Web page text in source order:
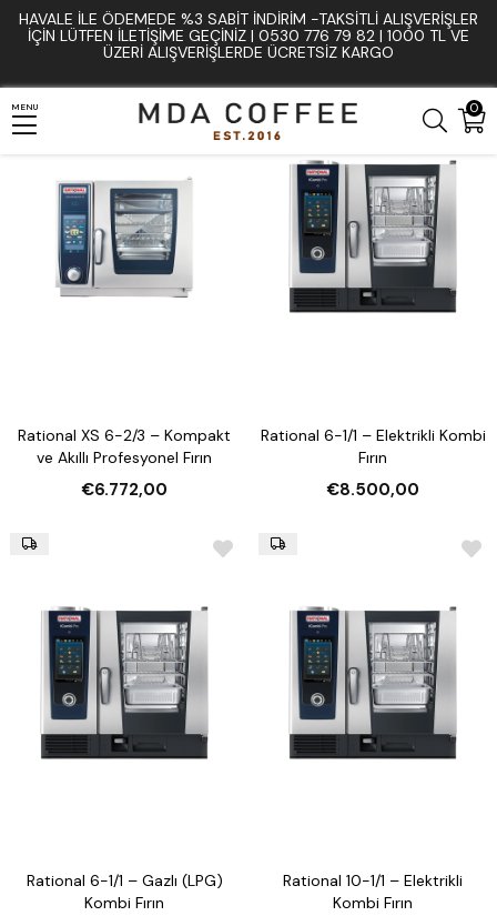
HAVALE İLE ÖDEMEDE %3 SABIT İNDIRIM -TAKSITLI ALIŞVERIŞLER
İÇIN LÜTFEN ILETIŞIME GEÇINIZ | 0530 776 79 82 | 1000 TL VE
ÜZERI ALIŞVERIŞLERDE ÜCRETSIZ KARGO
0
MENU
Anasayfa Rational
Rational XS 6-2/3 – Kompakt
ve Akıllı Profesyonel Fırın
€6.772,00
Rational 6-1/1 – Elektrikli Kombi
Fırın
€8.500,00
Rational 6-1/1 – Gazlı (LPG)
Kombi Fırın
Rational 10-1/1 – Elektrikli
Kombi Fırın